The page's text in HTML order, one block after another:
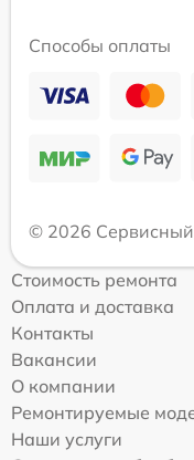
Способы оплаты
© 2026 Сервисный
Стоимость ремонта
Оплата и доставка
Контакты
Вакансии
О компании
Ремонтируемые
Наши услуги